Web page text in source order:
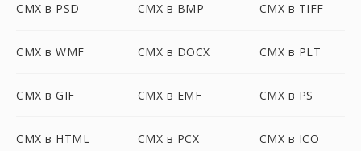
CMX в PSD CMX в BMP CMX в TIFF
CMX в WMF CMX в DOCX CMX в PLT
CMX в GIF CMX в EMF CMX в PS
CMX в HTML CMX в PCX CMX в ICO